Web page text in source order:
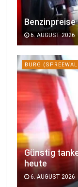
6. AUGUST 2026
BURG
Günstig
heute
6. AUGUST 2026